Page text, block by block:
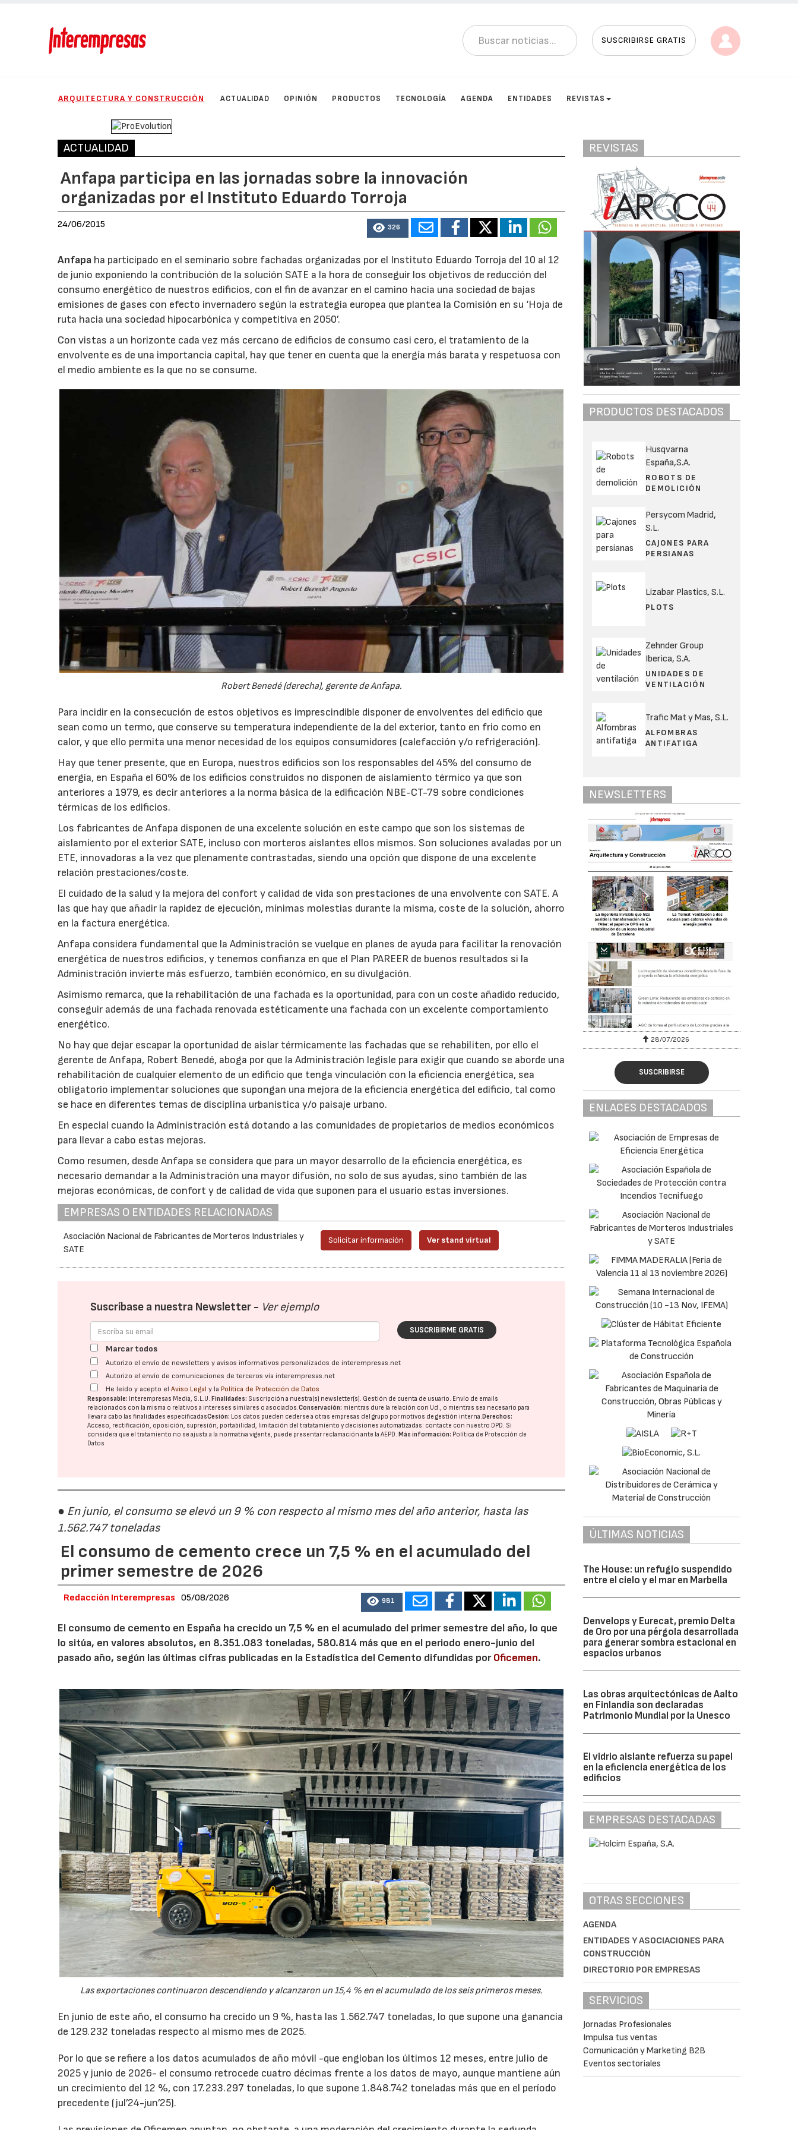
SUSCRIBIRSE GRATIS
ARQUITECTURA Y CONSTRUCCIÓN ACTUALIDAD OPINIÓN PRODUCTOS TECNOLOGÍA AGENDA ENTIDADES REVISTAS
ACTUALIDAD
Anfapa participa en las jornadas sobre la innovación
organizadas por el Instituto Eduardo Torroja
24/06/2015 326
Anfapa ha participado en el seminario sobre fachadas organizadas por el Instituto Eduardo Torroja del 10 al 12
de junio exponiendo la contribución de la solución SATE a la hora de conseguir los objetivos de reducción del
consumo energético de nuestros edificios, con el fin de avanzar en el camino hacia una sociedad de bajas
emisiones de gases con efecto invernadero según la estrategia europea que plantea la Comisión en su ‘Hoja de
ruta hacia una sociedad hipocarbónica y competitiva en 2050’.
Con vistas a un horizonte cada vez más cercano de edificios de consumo casi cero, el tratamiento de la
envolvente es de una importancia capital, hay que tener en cuenta que la energía más barata y respetuosa con
el medio ambiente es la que no se consume.
Robert Benedé (derecha), gerente de Anfapa.
Para incidir en la consecución de estos objetivos es imprescindible disponer de envolventes del edificio que
sean como un termo, que conserve su temperatura independiente de la del exterior, tanto en frio como en
calor, y que ello permita una menor necesidad de los equipos consumidores (calefacción y/o refrigeración).
Hay que tener presente, que en Europa, nuestros edificios son los responsables del 45% del consumo de
energía, en España el 60% de los edificios construidos no disponen de aislamiento térmico ya que son
anteriores a 1979, es decir anteriores a la norma básica de la edificación NBE-CT-79 sobre condiciones
térmicas de los edificios.
Los fabricantes de Anfapa disponen de una excelente solución en este campo que son los sistemas de
aislamiento por el exterior SATE, incluso con morteros aislantes ellos mismos. Son soluciones avaladas por un
ETE, innovadoras a la vez que plenamente contrastadas, siendo una opción que dispone de una excelente
relación prestaciones/coste.
El cuidado de la salud y la mejora del confort y calidad de vida son prestaciones de una envolvente con SATE. A
las que hay que añadir la rapidez de ejecución, mínimas molestias durante la misma, coste de la solución, ahorro
en la factura energética.
Anfapa considera fundamental que la Administración se vuelque en planes de ayuda para facilitar la renovación
energética de nuestros edificios, y tenemos confianza en que el Plan PAREER de buenos resultados si la
Administración invierte más esfuerzo, también económico, en su divulgación.
Asimismo remarca, que la rehabilitación de una fachada es la oportunidad, para con un coste añadido reducido,
conseguir además de una fachada renovada estéticamente una fachada con un excelente comportamiento
energético.
No hay que dejar escapar la oportunidad de aislar térmicamente las fachadas que se rehabiliten, por ello el
gerente de Anfapa, Robert Benedé, aboga por que la Administración legisle para exigir que cuando se aborde una
rehabilitación de cualquier elemento de un edificio que tenga vinculación con la eficiencia energética, sea
obligatorio implementar soluciones que supongan una mejora de la eficiencia energética del edificio, tal como
se hace en diferentes temas de disciplina urbanística y/o paisaje urbano.
En especial cuando la Administración está dotando a las comunidades de propietarios de medios económicos
para llevar a cabo estas mejoras.
Como resumen, desde Anfapa se considera que para un mayor desarrollo de la eficiencia energética, es
necesario demandar a la Administración una mayor difusión, no solo de sus ayudas, sino también de las
mejoras económicas, de confort y de calidad de vida que suponen para el usuario estas inversiones.
EMPRESAS O ENTIDADES RELACIONADAS
Asociación Nacional de Fabricantes de Morteros Industriales y
SATE
Solicitar información Ver stand virtual
Suscríbase a nuestra Newsletter - Ver ejemplo
SUSCRIBIRME GRATIS
Marcar todos
Autorizo el envío de newsletters y avisos informativos personalizados de interempresas.net
Autorizo el envío de comunicaciones de terceros vía interempresas.net
He leído y acepto elAviso Legal y la Política de Protección de Datos
Responsable: Interempresas Media, S.L.U. Finalidades: Suscripción a nuestra(s) newsletter(s). Gestión de cuenta de usuario. Envío de emails
relacionados con la misma o relativos a intereses similares o asociados.Conservación: mientras dure la relación con Ud., o mientras sea necesario para
llevar a cabo las finalidades especificadasCesión: Los datos pueden cederse a otras empresas del grupo por motivos de gestión interna. Derechos:
Acceso, rectificación, oposición, supresión, portabilidad, limitación del tratatamiento y decisiones automatizadas: contacte con nuestro DPD. Si
considera que el tratamiento no se ajusta a la normativa vigente, puede presentar reclamación ante laAEPD. Más información: Política de Protección de
Datos
● En junio, el consumo se elevó un 9 % con respecto al mismo mes del año anterior, hasta las
1.562.747 toneladas
El consumo de cemento crece un 7,5 % en el acumulado del
primer semestre de 2026
Redacción Interempresas 05/08/2026 981
El consumo de cemento en España ha crecido un 7,5 % en el acumulado del primer semestre del año, lo que
lo sitúa, en valores absolutos, en 8.351.083 toneladas, 580.814 más que en el periodo enero-junio del
pasado año, según las últimas cifras publicadas en la Estadística del Cemento difundidas porOficemen.
Las exportaciones continuaron descendiendo y alcanzaron un 15,4 % en el acumulado de los seis primeros meses.
En junio de este año, el consumo ha crecido un 9 %, hasta las 1.562.747 toneladas, lo que supone una ganancia
de 129.232 toneladas respecto al mismo mes de 2025.
Por lo que se refiere a los datos acumulados de año móvil -que engloban los últimos 12 meses, entre julio de
2025 y junio de 2026- el consumo retrocede cuatro décimas frente a los datos de mayo, aunque mantiene aún
un crecimiento del 12 %, con 17.233.297 toneladas, lo que supone 1.848.742 toneladas más que en el período
precedente (jul’24-jun’25).
REVISTAS
PRODUCTOS DESTACADOS
Husqvarna
España,S.A.
ROBOTS DE
DEMOLICIÓN
Persycom Madrid,
S.L.
CAJONES PARA
PERSIANAS
Lizabar Plastics, S.L.
PLOTS
Zehnder Group
Iberica, S.A.
UNIDADES DE
VENTILACIÓN
Trafic Mat y Mas, S.L.
ALFOMBRAS
ANTIFATIGA
NEWSLETTERS
28/07/2026 30/07/2026 28/07/2026
SUSCRIBIRSE
ENLACES DESTACADOS
ÚLTIMAS NOTICIAS
The House: un refugio suspendido
entre el cielo y el mar en Marbella
Denvelops y Eurecat, premio Delta
de Oro por una pérgola desarrollada
para generar sombra estacional en
espacios urbanos
Las obras arquitectónicas de Aalto
en Finlandia son declaradas
Patrimonio Mundial por la Unesco
El vidrio aislante refuerza su papel
en la eficiencia energética de los
edificios
EMPRESAS DESTACADAS
OTRAS SECCIONES
AGENDA
ENTIDADES Y ASOCIACIONES PARA
CONSTRUCCIÓN
DIRECTORIO POR EMPRESAS
SERVICIOS
Jornadas Profesionales
Impulsa tus ventas
Comunicación y Marketing B2B
Eventos sectoriales